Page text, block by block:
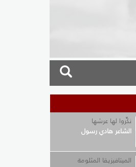
نكِّروا لها عرشها
الشاعر هادي رسول
الميتافيزيقا المثلومة